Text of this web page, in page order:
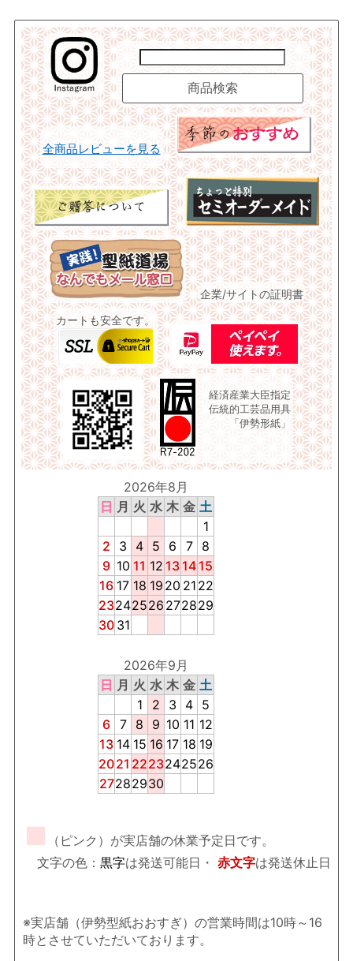
全商品レビューを見る
企業/サイトの証明書
カートも安全です。
経済産業大臣指定
伝統的工芸品用具
「伊勢形紙」
2026年8月
日 月 火 水 木 金 土
1
2
3 4 5 6 7
8
9 10 11 12 13 14 15
16 17 18 19 20 21 22
23242526 272829
30 31
2026年9月
日 月 火 水 木 金 土
1
2 3 4 5
6 7 8 9 10 11 12
13 14 15 16 17 18 19
2021 2223242526
27282930
■
（ピンク）が実店舗の休業予定日です。
文字の色： 黒字は発送可能日・ 赤文字は発送休止日
※実店舗（伊勢型紙おおすぎ）の営業時間は10時～16
時とさせていただいております。